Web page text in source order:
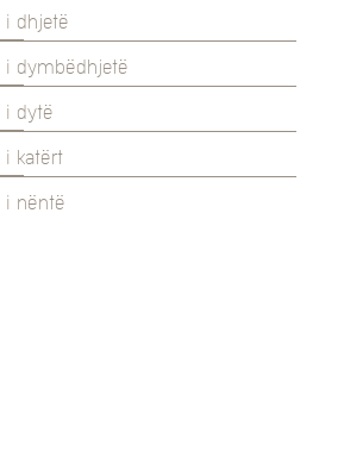
i dhjetë
i dymbëdhjetë
i dytë
i katërt
i nëntë